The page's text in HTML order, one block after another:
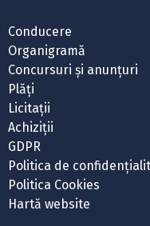
Conducere
Organigramă
Concursuri și anunțuri
Plăți
Licitații
Achiziții
GDPR
Politica de
Politica Cookies
Hartă website